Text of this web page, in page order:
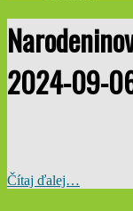
2024-09-
Čítaj ďalej…